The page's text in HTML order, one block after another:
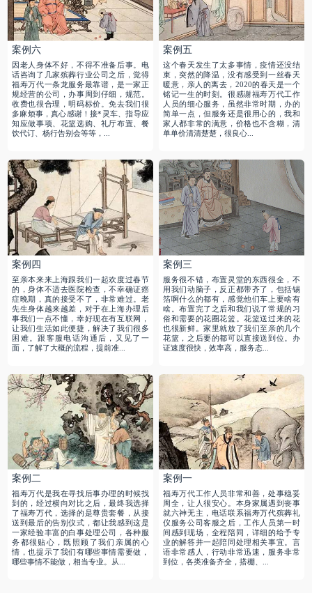
案例六
因老人身体不好，不得不准备后事。电
话咨询了几家殡葬行业公司之后，觉得
福寿万代一条龙服务最靠谱，是一家正
规经营的公司，办事周到仔细，规范。
收费也很合理，明码标价。免去我们很
多麻烦事，真心感谢！接*灵车、指导应
知应做事项、花篮选购、礼厅布置、餐
饮代订、杨行告别会等等，...
案例五
这个春天发生了太多事情，疫情还没结
束，突然的降温，没有感受到一丝春天
暖意，亲人的离去，2020的春天是一个
铭记一生的时刻。很感谢福寿万代工作
人员的细心服务，虽然非常时期，办的
简单一点，但服务还是很用心的，我和
家人都非常的满意，价格也不含糊，清
单单价清清楚楚，很良心...
案例四
至亲本来来上海跟我们一起欢度过春节
的，身体不适去医院检查，不幸确证癌
症晚期，真的接受不了，非常难过。老
先生身体越来越差，对于在上海办理后
事我们一点不懂，幸好现在有互联网，
让我们生活如此便捷，解决了我们很多
困难。跟客服电话沟通后，又见了一
面，了解了大概的流程，提前准...
案例三
服务很不错，布置灵堂的东西很全，不
用我们动脑子，反正都带齐了，包括锡
箔啊什么的都有，感觉他们车上要啥有
啥。布置完了之后和我们说了常规的习
俗和需要的花圈花篮。花篮送过来的花
也很新鲜。家里就放了我们至亲的几个
花篮，之后要的都可以直接送到位。办
证速度很快，效率高，服务态...
案例二
福寿万代是我在寻找后事办理的时候找
到的，经过横向对比之后，最终我选择
了福寿万代，选择的是尊贵套餐，从接
送到最后的告别仪式，都让我感到这是
一家经验丰富的白事处理公司，各种服
务都很贴心，既照顾了我们亲属的心
情，也提示了我们有哪些事情需要做，
哪些事情不能做，相当专业。从...
案例一
福寿万代工作人员非常和善，处事稳妥
周全，让人很安心。本身家属遇到丧事
就六神无主，电话联系福寿万代殡葬礼
仪服务公司客服之后，工作人员第一时
间感到现场，全程陪同，详细的给予专
业的解答并一起陪同处理相关事宜。言
语非常感人，行动非常迅速，服务非常
到位，各类准备齐全，搭棚、...